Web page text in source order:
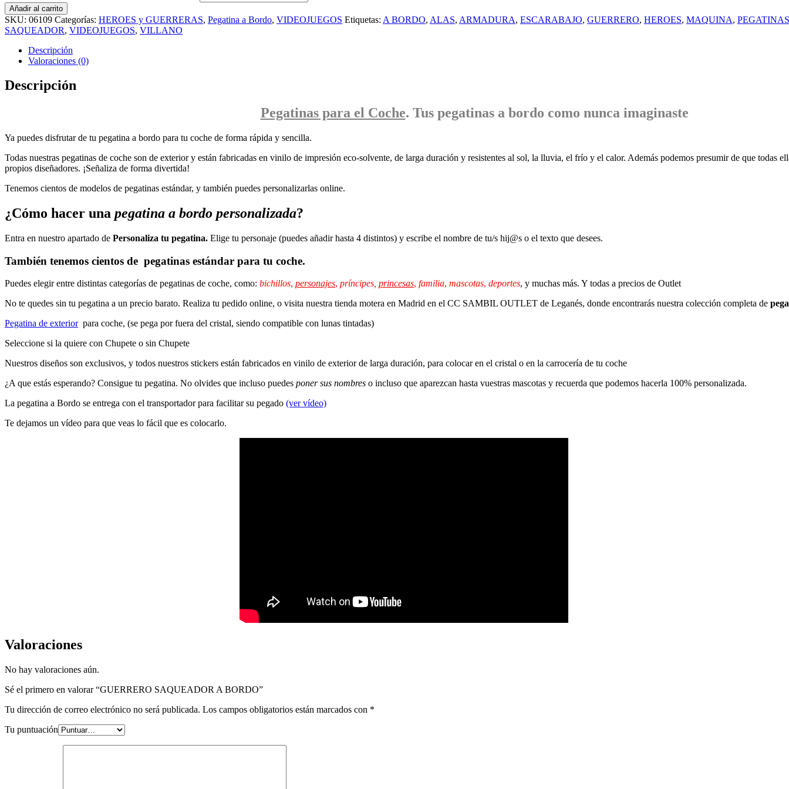
Añadir al carrito
SKU: 06109 Categorías: HEROES y GUERRERAS, Pegatina a Bordo, VIDEOJUEGOS Etiquetas: A BORDO, ALAS, ARMADURA, ESCARABAJO, GUERRERO, HEROES, MAQUINA, PEGATINAS
SAQUEADOR, VIDEOJUEGOS, VILLANO
Descripción
Valoraciones (0)
Descripción
Pegatinaspara el Coche. Tus pegatinasa bordo como nunca imaginaste
Ya puedes disfrutar de tu pegatina a bordo para tu coche de forma rápida y sencilla.
Todas nuestras pegatinas de coche son de exterior y están fabricadas en vinilo de impresión eco-solvente, de larga duración y resistentes al sol, la lluvia, el frío y el calor. Además podemos presumir de que todas
propios diseñadores. ¡Señaliza de forma divertida!
Tenemos cientos de modelos de pegatinas estándar, y también puedes personalizarlas online.
¿Cómo hacer una pegatina a bordo personalizada?
Entra en nuestro apartado de Personaliza tu pegatina. Elige tu personaje (puedes añadir hasta 4 distintos) y escribe el nombre de tu/s hij@s o el texto que desees.
También tenemos cientos de pegatinas estándar para tu coche.
Puedes elegir entre distintas categorías de pegatinas de coche, como: bichillos, personajes, príncipes, princesas, familia, mascotas, deportes, y muchas más. Y todas a precios de Outlet
No te quedes sin tu pegatina a un precio barato. Realiza tu pedido online, o visita nuestra tienda motera en Madrid en el CC SAMBIL OUTLET de Leganés, donde encontrarás nuestra colección completa de
Pegatina de exteriorpara coche, (se pega por fuera del cristal, siendo compatible con lunas tintadas)
Seleccione si la quiere con Chupete o sin Chupete
Nuestros diseños son exclusivos, y todos nuestros stickers están fabricados en vinilo de exterior de larga duración, para colocar en el cristal o en la carrocería de tu coche
¿A que estás esperando? Consigue tu pegatina. No olvides que incluso puedes poner sus nombres o incluso que aparezcan hasta vuestras mascotas y recuerda que podemos hacerla 100% personalizada.
La pegatina a Bordo se entrega con el transportador para facilitar su pegado (ver vídeo)
Te dejamos un vídeo para que veas lo fácil que es colocarlo.
Valoraciones
No hay valoraciones aún.
Sé el primero en valorar “GUERRERO SAQUEADOR A BORDO”
Tu dirección de correo electrónico no será publicada. Los campos obligatorios están marcados con *
Tu puntuación